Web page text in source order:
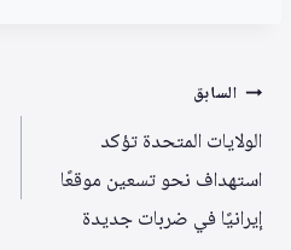
تصفّح
المقالات
السابق
الولايات المتحدة تؤكد
استهداف نحو تسعين موقعًا
إيرانيًا في ضربات جديدة